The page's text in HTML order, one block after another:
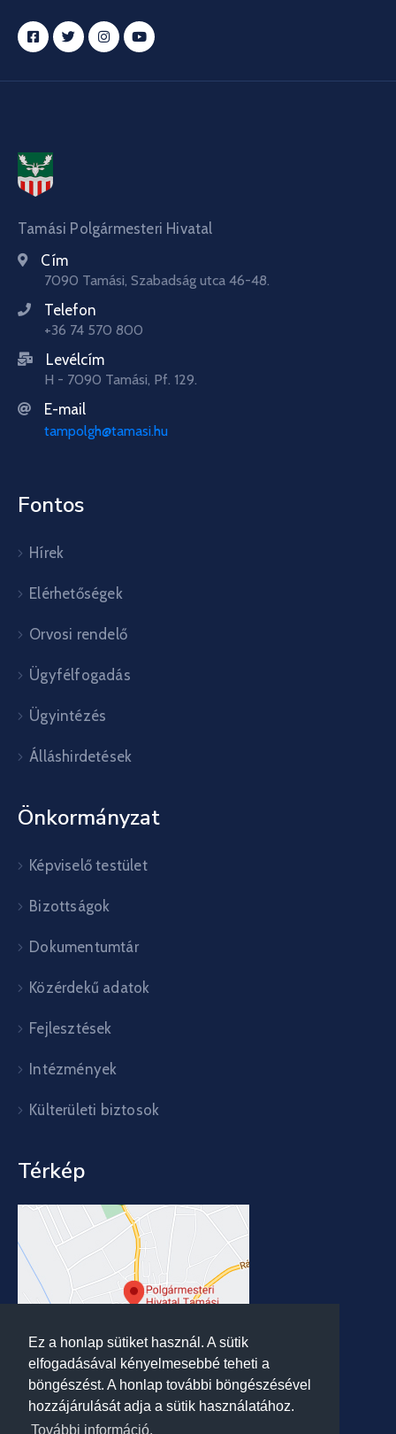
Ez a honlap sütiket használ. A sütik
elfogadásával kényelmesebbé teheti a
böngészést. A honlap további böngészésével
hozzájárulását adja a sütik használatához.
További információ.
Tamási Polgármesteri Hivatal
Cím
7090 Tamási, Szabadság utca 46-48.
Telefon
+36 74 570 800
Levélcím
H - 7090 Tamási, Pf. 129.
E-mail
tampolgh@tamasi.hu
Fontos
Hírek
Elérhetőségek
Orvosi rendelő
Ügyfélfogadás
Ügyintézés
Álláshirdetések
Önkormányzat
Képviselő testület
Bizottságok
Dokumentumtár
Közérdekű adatok
Fejlesztések
Intézmények
Külterületi biztosok
Térkép